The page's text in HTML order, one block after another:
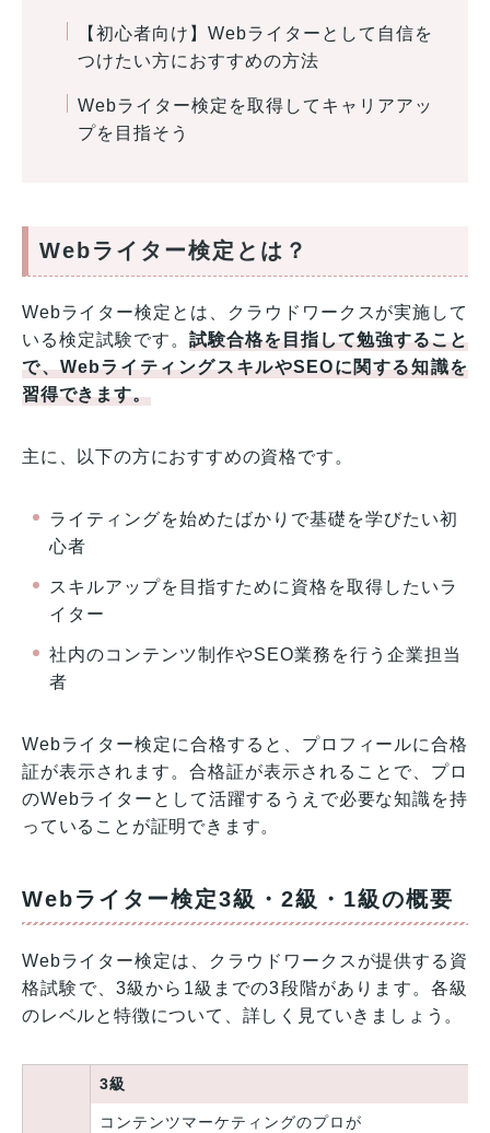
【初心者向け】Webライターとして自信を
つけたい方におすすめの方法
Webライター検定を取得してキャリアアッ
プを目指そう
Webライター検定とは？
Webライター検定とは、クラウドワークスが実施して
いる検定試験です。試験合格を目指して勉強すること
で、WebライティングスキルやSEOに関する知識を
習得できます。
主に、以下の方におすすめの資格です。
ライティングを始めたばかりで基礎を学びたい初
心者
スキルアップを目指すために資格を取得したいラ
イター
社内のコンテンツ制作やSEO業務を行う企業担当
者
Webライター検定に合格すると、プロフィールに合格
証が表示されます。合格証が表示されることで、プロ
のWebライターとして活躍するうえで必要な知識を持
っていることが証明できます。
Webライター検定3級・2級・1級の概要
Webライター検定は、クラウドワークスが提供する資
格試験で、3級から1級までの3段階があります。各級
のレベルと特徴について、詳しく見ていきましょう。
3級
コンテンツマーケティングのプロが